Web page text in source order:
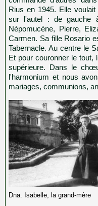
Rius en 1945. Elle
sur l'autel : de gauche
Népomucène, Pierre,
Carmen. Sa fille Rosario
Tabernacle. Au centre le
Et pour couronner le tout,
supérieure. Dans le
l'harmonium et nous
mariages, communions,
Dna. Isabelle, la grand-mère